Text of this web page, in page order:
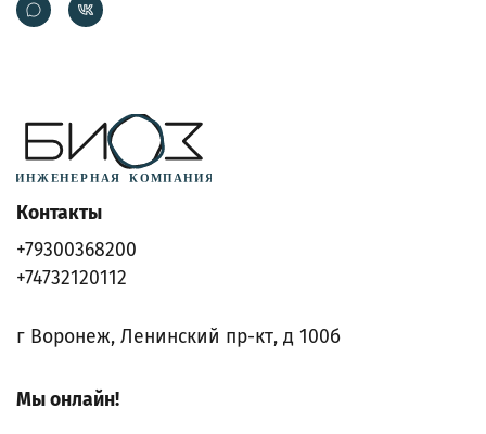
Контакты
+79300368200
+74732120112
г Воронеж, Ленинский пр-кт, д 100б
Мы онлайн!